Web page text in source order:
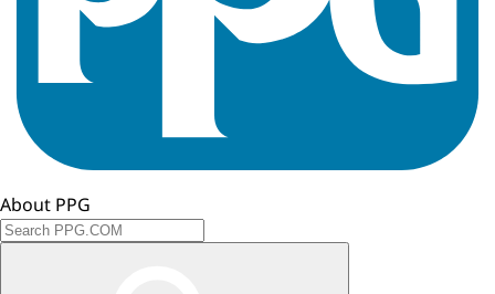
About PPG